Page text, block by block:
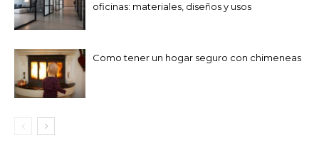
oficinas: materiales, diseños y usos
Como tener un hogar seguro con chimeneas